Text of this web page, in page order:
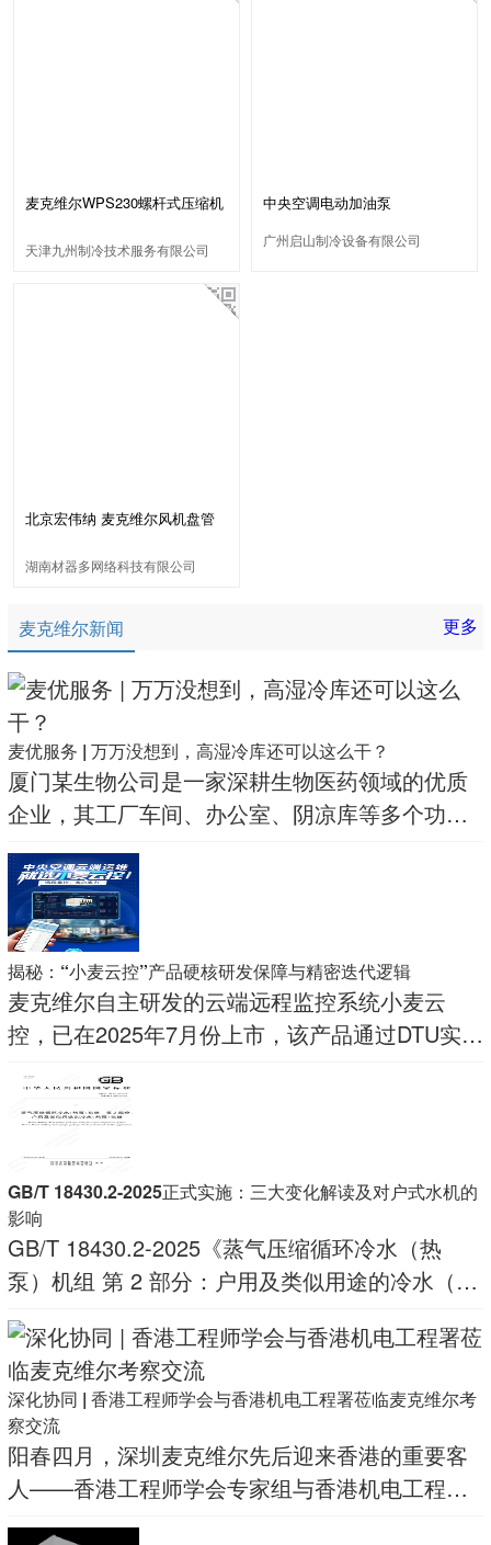
麦克维尔WPS230螺杆式压缩机
天津九州制冷技术服务有限公司
中央空调电动加油泵
广州启山制冷设备有限公司
北京宏伟纳 麦克维尔风机盘管
湖南材器多网络科技有限公司
麦克维尔新闻 更多
麦优服务 | 万万没想到，高湿冷库还可以这么干？
厦门某生物公司是一家深耕生物医药领域的优质
企业，其工厂车间、办公室、阴凉库等多个功能
建筑均选用了麦克维尔作为其合作商，双方建立
了紧密的合作。
揭秘：“小麦云控”产品硬核研发保障与精密迭代逻辑
麦克维尔自主研发的云端远程监控系统小麦云
控，已在2025年7月份上市，该产品通过DTU实时
“小麦智联APP”，即可远程管理机组，实现无人值
守，大幅降低运维成本，上市后迅速赢得市场青
睐
GB/T 18430.2-2025正式实施：三大变化解读及对户式水机的
影响
GB/T 18430.2-2025《蒸气压缩循环冷水（热
泵）机组 第 2 部分：户用及类似用途的冷水（热
泵）机组》已于在2025年10月31日发布，并于
2026年5月1日正式实施，麦克维尔是该国家标准
的起草单位之一，搭配GB 19577-2
深化协同 | 香港工程师学会与香港机电工程署莅临麦克维尔考
察交流
阳春四月，深圳麦克维尔先后迎来香港的重要客
人——香港工程师学会专家组与香港机电工程署
代表团莅临参观交流，聚焦暖通空调技术创新、